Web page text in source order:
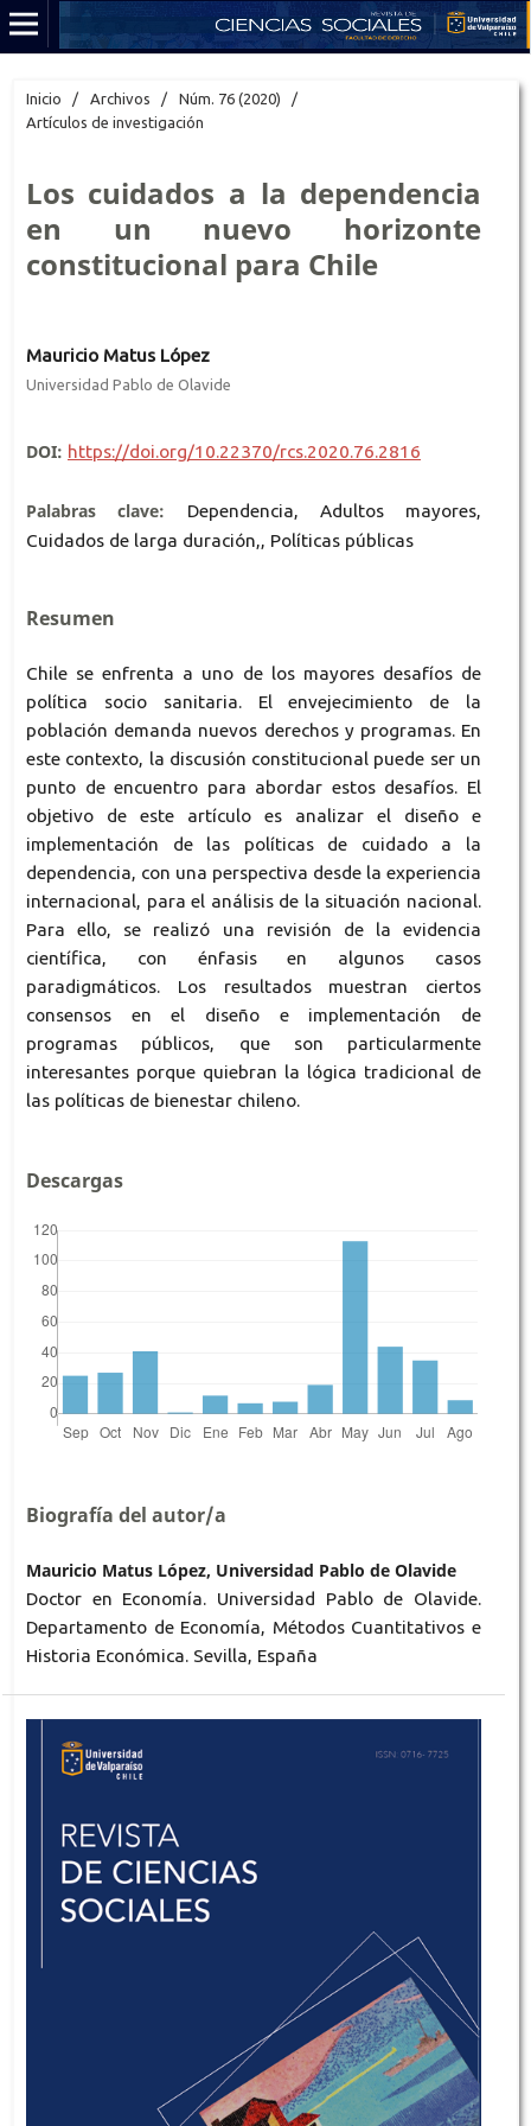
Inicio / Archivos / Núm. 76 (2020)
/
Artículos de investigación
Los cuidados a la dependencia
en un nuevo horizonte
constitucional para Chile
Mauricio Matus López
Universidad Pablo de Olavide
DOI: https://doi.org/10.22370/rcs.2020.76.2816
Palabras clave:
Dependencia, Adultos mayores,
Cuidados de larga duración,, Políticas públicas
Resumen
Chile se enfrenta a uno de los mayores desafíos de
política socio sanitaria. El envejecimiento de la
población demanda nuevos derechos y programas. En
este contexto, la discusión constitucional puede ser un
punto de encuentro para abordar estos desafíos. El
objetivo de este artículo es analizar el diseño e
implementación de las políticas de cuidado a la
dependencia, con una perspectiva desde la experiencia
internacional, para el análisis de la situación nacional.
Para ello, se realizó una revisión de la evidencia
científica, con énfasis en algunos casos
paradigmáticos. Los resultados muestran ciertos
consensos en el diseño e implementación de
programas públicos, que son particularmente
interesantes porque quiebran la lógica tradicional de
las políticas de bienestar chileno.
Descargas
Biografía del autor/a
Mauricio Matus López, Universidad Pablo de Olavide
Doctor en Economía. Universidad Pablo de Olavide.
Departamento de Economía, Métodos Cuantitativos e
Historia Económica. Sevilla, España